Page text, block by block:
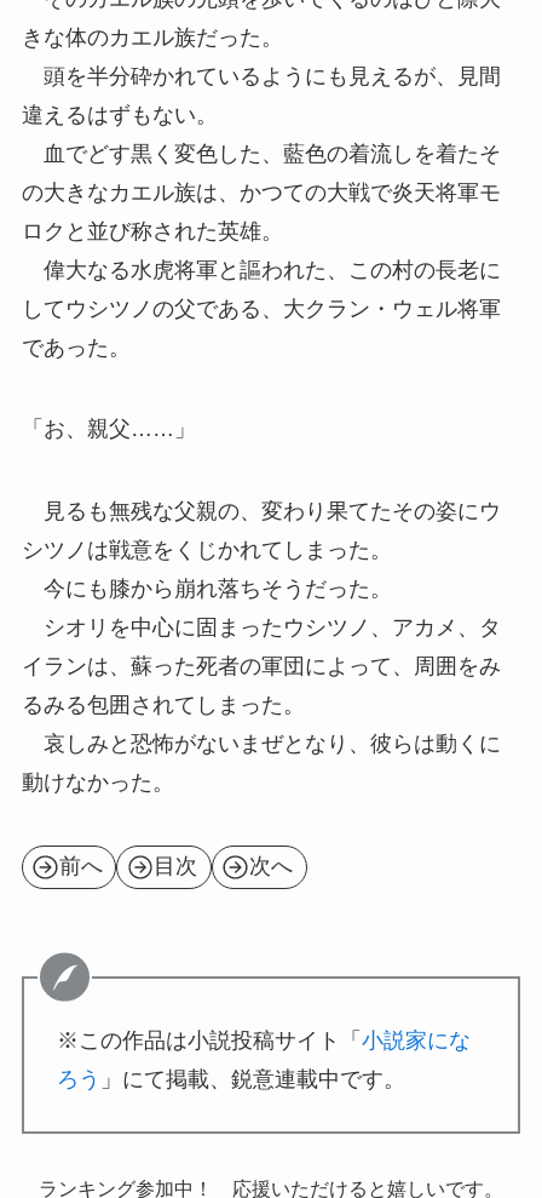
きな体のカエル族だった。
頭を半分砕かれているようにも見えるが、見間
違えるはずもない。
血でどす黒く変色した、藍色の着流しを着たそ
の大きなカエル族は、かつての大戦で炎天将軍モ
ロクと並び称された英雄。
偉大なる水虎将軍と謳われた、この村の長老に
してウシツノの父である、大クラン・ウェル将軍
であった。
「お、親父……」
見るも無残な父親の、変わり果てたその姿にウ
シツノは戦意をくじかれてしまった。
今にも膝から崩れ落ちそうだった。
シオリを中心に固まったウシツノ、アカメ、タ
イランは、蘇った死者の軍団によって、周囲をみ
るみる包囲されてしまった。
哀しみと恐怖がないまぜとなり、彼らは動くに
動けなかった。
前へ 目次 次へ
※この作品は小説投稿サイト「 小説家にな
ろう 」にて掲載、鋭意連載中です。
ランキング参加中！ 応援いただけると嬉しいです。